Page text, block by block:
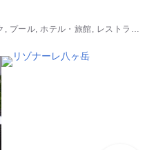
プール, ホテル・旅館, レストラ